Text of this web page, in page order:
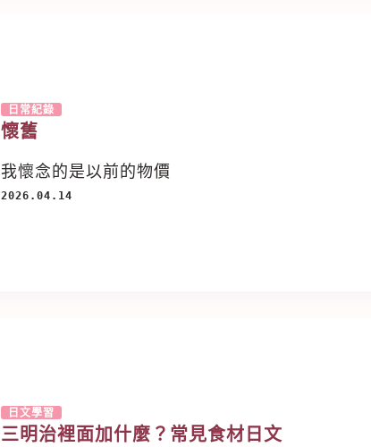
日常紀錄
懷舊
我懷念的是以前的物價
2026.04.14
日文學習
三明治裡面加什麼？常見食材日文